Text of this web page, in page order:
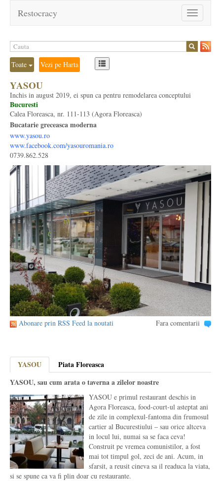
Toggle
navigation
Restocracy
Toate Vezi pe Harta
YASOU
Inchis in august 2019, ei spun ca pentru remodelarea conceptului
Bucuresti
Calea Floreasca, nr. 111-113 (Agora Floreasca)
Bucatarie greceasca moderna
www.yasou.ro
www.facebook.com/yasouromania.ro
0739.862.528
Abonare prin RSS Feed la noutati Fara comentarii
YASOU
Piata Floreasca
YASOU, sau cum arata o taverna a zilelor noastre
YASOU e primul restaurant deschis in
Agora Floreasca, food-court-ul asteptat ani
de zile in complexul-fantoma din frumosul
cartier al Bucurestiului – sau orice altceva
in locul lui, numai sa se faca ceva!
Construit pe vremea comunistilor, a fost
mai tot timpul gol, zeci de ani. Acum, in
sfarsit, a reusit cineva sa il readuca la viata,
si se spune ca va fi plin doar cu restaurante.